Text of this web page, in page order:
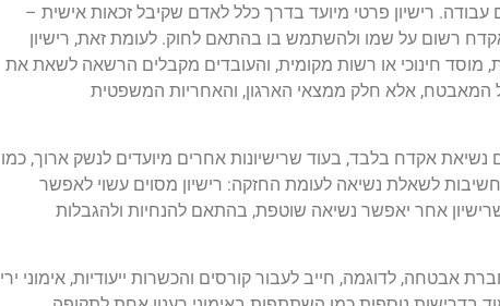
עבודה. רישיון פרטי מיועד בדרך כלל לאדם שקיבל זכאות אישית –
אקדח רשום על שמו ולהשתמש בו בהתאם לחוק. לעומת זאת, רישיון
חינוכי או רשות מקומית, והעובדים מקבלים הרשאה לשאת את
אלא חלק ממצאי הארגון, והאחריות המשפטית
נשיאת אקדח בלבד, בעוד שרישיונות אחרים מיועדים לנשק ארוך, כמו
לשאלת נשיאה לעומת החזקה: רישיון מסוים עשוי לאפשר
אחר יאפשר נשיאה שוטפת, בהתאם להנחיות ולהגבלות
אבטחה, לדוגמה, חייב לעבור קורסים והכשרות ייעודיות, אימוני ירי